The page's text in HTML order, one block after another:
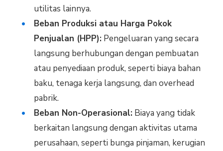
utilitas lainnya.
Beban Produksi atau Harga Pokok
Penjualan (HPP):Pengeluaran yang secara
langsung berhubungan dengan pembuatan
atau penyediaan produk, seperti biaya bahan
baku, tenaga kerja langsung, dan overhead
pabrik.
Beban Non-Operasional:Biaya yang tidak
berkaitan langsung dengan aktivitas utama
perusahaan, seperti bunga pinjaman, kerugian